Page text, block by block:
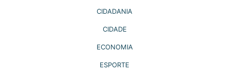
CIDADANIA
CIDADE
ECONOMIA
ESPORTE